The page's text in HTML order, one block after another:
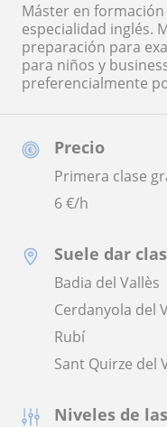
Precio
Primera clase
6€/h
Suele dar
Badia del Vallès
Cerdanyola del
Rubí
Sant Quirze del
Niveles de
Máster en
especialidad inglés.
preparación para
para niños y
preferencialmente